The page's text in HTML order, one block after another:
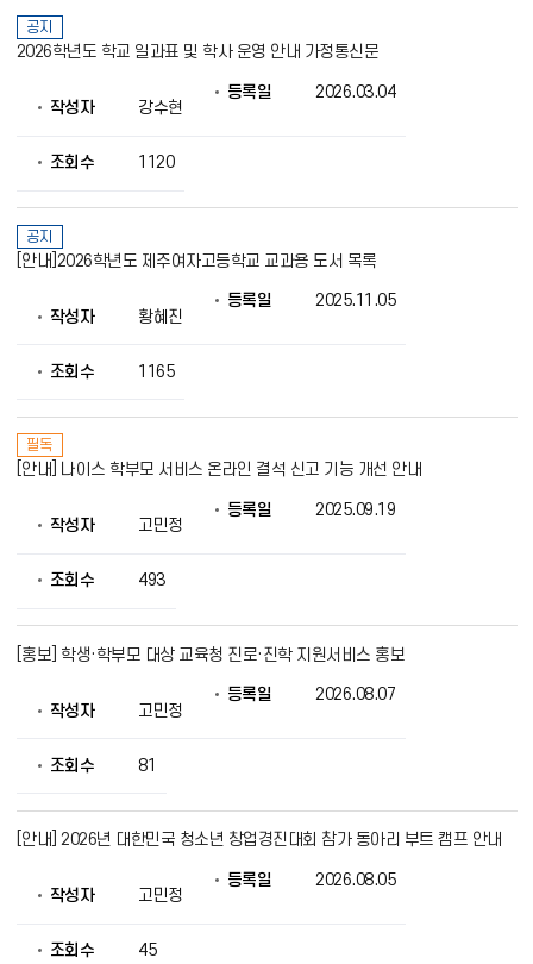
공지
2026학년도 학교 일과표 및 학사 운영 안내 가정통신문
작성자 강수현
등록일 2026.03.04
조회수 1120
공지
[안내]2026학년도 제주여자고등학교 교과용 도서 목록
작성자 황혜진
등록일 2025.11.05
조회수 1165
필독
[안내] 나이스 학부모 서비스 온라인 결석 신고 기능 개선 안내
작성자 고민정
등록일 2025.09.19
조회수 493
[홍보] 학생·학부모 대상 교육청 진로·진학 지원서비스 홍보
작성자 고민정
등록일 2026.08.07
조회수 81
[안내] 2026년 대한민국 청소년 창업경진대회 참가 동아리 부트 캠프 안내
작성자 고민정
등록일 2026.08.05
조회수 45